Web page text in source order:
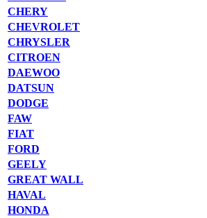
CHERY
CHEVROLET
CHRYSLER
CITROEN
DAEWOO
DATSUN
DODGE
FAW
FIAT
FORD
GEELY
GREAT WALL
HAVAL
HONDA